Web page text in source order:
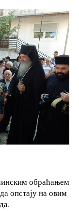
обраћањем
опстају на овим